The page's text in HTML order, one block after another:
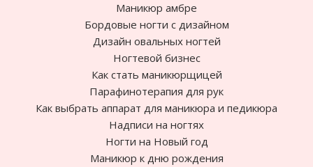
Маникюр амбре
Бордовые ногти с дизайном
Дизайн овальных ногтей
Ногтевой бизнес
Как стать маникюрщицей
Парафинотерапия для рук
Как выбрать аппарат для маникюра и педикюра
Надписи на ногтях
Ногти на Новый год
Маникюр к дню рождения